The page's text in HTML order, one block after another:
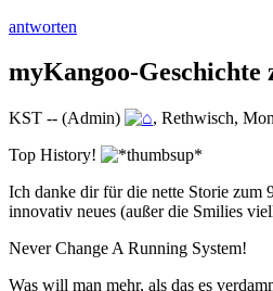
antworten
myKangoo-Geschichte
KST -- (Admin) , Rethwisch,
Top History!
Ich danke dir für die nette Storie zum
innovativ neues (außer die Smilies
Never Change A Running System!
Was will man mehr, als das es